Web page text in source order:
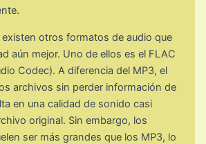
otros formatos de audio que
aún mejor. Uno de ellos es el FLAC
Codec). A diferencia del MP3, el
archivos sin perder información de
en una calidad de sonido casi
original. Sin embargo, los
ser más grandes que los MP3, lo